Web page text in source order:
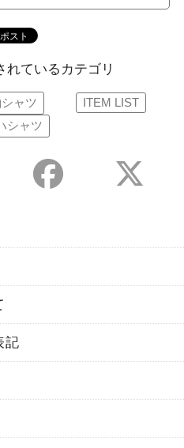
れているカテゴリ
ャツ
ITEM LIST
シャツ
記